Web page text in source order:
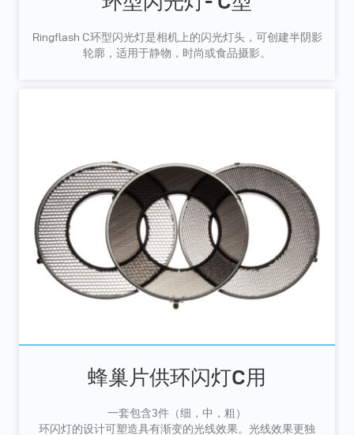
Ringflash C环型闪光灯是相机上的闪光灯头，可创建半阴影
轮廓，适用于静物，时尚或食品摄影。
蜂巢片供环闪灯C用
一套包含3件（细，中，粗）
环闪灯的设计可塑造具有渐变的光线效果。光线效果更独